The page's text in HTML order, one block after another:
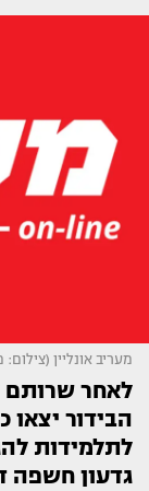
מעריב אונליין (צילום:
לאחר שרותם
הבידור
לתלמידות
גדעון חשפה